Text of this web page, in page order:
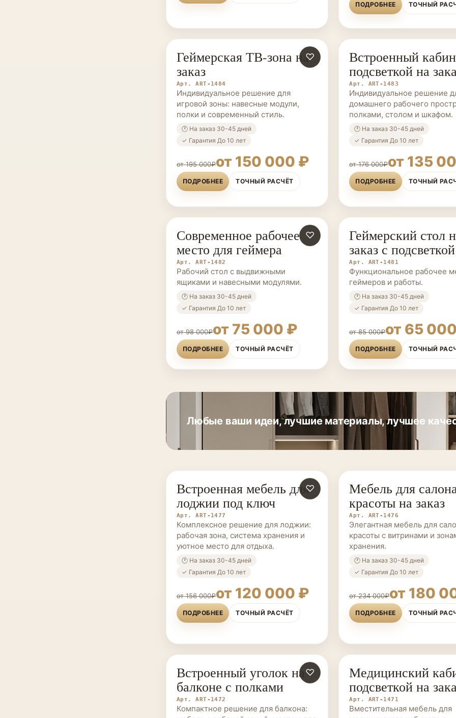
ПОДРОБНЕЕ ТОЧНЫЙ
МЕБЕЛЬ НА ЗАКАЗ ♡
Геймерская ТВ-зона на
заказ
Арт. ART-1484
Индивидуальное решение для
игровой зоны: навесные модули,
полки и современный стиль.
🕐 На заказ 30-45 дней
✓ Гарантия До 10 лет
от 195 000₽от 150 000 ₽
ПОДРОБНЕЕ ТОЧНЫЙ РАСЧЁТ
МЕБЕЛЬ НА ЗАКАЗ
Встроенный
подсветкой на
Арт. ART-1483
Индивидуальное решение
домашнего рабочего
полками, столом и шкафом.
🕐 На заказ 30-45 дней
✓ Гарантия До 10 лет
от 176 000₽от 135
ПОДРОБНЕЕ ТОЧНЫЙ
МЕБЕЛЬ НА ЗАКАЗ ♡
Современное рабочее
место для геймера
Арт. ART-1482
Рабочий стол с выдвижными
ящиками и навесными модулями.
🕐 На заказ 30-45 дней
✓ Гарантия До 10 лет
от 98 000₽от 75 000 ₽
ПОДРОБНЕЕ ТОЧНЫЙ РАСЧЁТ
МЕБЕЛЬ НА ЗАКАЗ
Геймерский стол
заказ с подсветкой
Арт. ART-1481
Функциональное рабочее
геймеров и работы.
🕐 На заказ 30-45 дней
✓ Гарантия До 10 лет
от 85 000₽от 65
ПОДРОБНЕЕ ТОЧНЫЙ
Любые ваши идеи, лучшие материалы, лучшее
МЕБЕЛЬ НА ЗАКАЗ ♡
Встроенная мебель для
лоджии под ключ
Арт. ART-1477
Комплексное решение для лоджии:
рабочая зона, система хранения и
уютное место для отдыха.
🕐 На заказ 30-45 дней
✓ Гарантия До 10 лет
от 156 000₽от 120 000 ₽
ПОДРОБНЕЕ ТОЧНЫЙ РАСЧЁТ
МЕБЕЛЬ НА ЗАКАЗ
Мебель для салона
красоты на заказ
Арт. ART-1476
Элегантная мебель для
красоты с витринами и
хранения.
🕐 На заказ 30-45 дней
✓ Гарантия До 10 лет
от 234 000₽от 180
ПОДРОБНЕЕ ТОЧНЫЙ
МЕБЕЛЬ НА ЗАКАЗ ♡
Встроенный уголок на
балконе с полками
Арт. ART-1472
Компактное решение для балкона:
МЕБЕЛЬ НА ЗАКАЗ
Медицинский
подсветкой на
Арт. ART-1471
Вместительная мебель для